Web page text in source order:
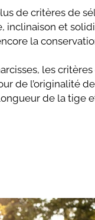
de critères de
inclinaison et
la
les
de l’originalité
de la tige